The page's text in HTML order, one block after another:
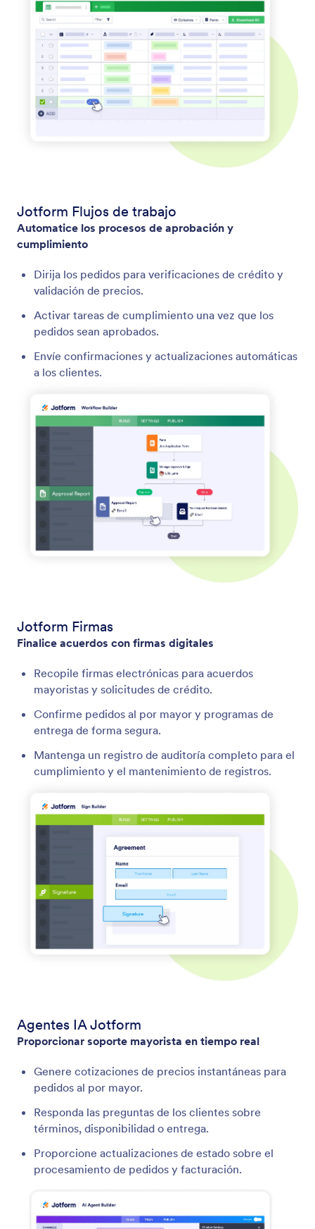
Jotform Flujos de trabajo
Automatice los procesos de aprobación y
cumplimiento
Dirija los pedidos para verificaciones de crédito y
validación de precios.
Activar tareas de cumplimiento una vez que los
pedidos sean aprobados.
Envíe confirmaciones y actualizaciones automáticas
a los clientes.
Jotform Firmas
Finalice acuerdos con firmas digitales
Recopile firmas electrónicas para acuerdos
mayoristas y solicitudes de crédito.
Confirme pedidos al por mayor y programas de
entrega de forma segura.
Mantenga un registro de auditoría completo para el
cumplimiento y el mantenimiento de registros.
Agentes IA Jotform
Proporcionar soporte mayorista en tiempo real
Genere cotizaciones de precios instantáneas para
pedidos al por mayor.
Responda las preguntas de los clientes sobre
términos, disponibilidad o entrega.
Proporcione actualizaciones de estado sobre el
procesamiento de pedidos y facturación.